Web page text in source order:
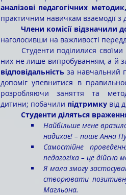
аналізові педагогічних методик,
практичним навичкам взаємодії з
Члени комісії відзначили
наголосивши на важливості
	Студенти поділилися своїми
них не лише випробуванням, а й
відповідальність за навчальний
допоміг упевнитися в
розробляючи заняття та
дитини; побачили підтримку від
Студенти діляться
Найбільше мене
надихає! – пише Анна
Самостійне
педагогіка – це дійсно
Я мала змогу
створювати
Магльона.